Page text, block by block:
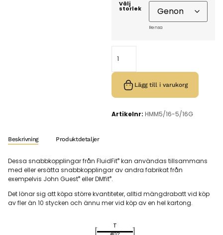
Välj
storlek
Rensa
Lägg till i varukorg
Artikelnr: HMM5/16-5/16G
Beskrivning Produktdetaljer
Dessa snabbkopplingar från FluidFit® kan användas tillsammans
med eller ersätta snabbkopplingar av andra fabrikat från
exempelvis John Guest® eller DMfit®.
Det lönar sig att köpa större kvantiteter, alltid mängdrabatt vid köp
av fler än 10 stycken och ännu mer vid köp av en hel kartong.